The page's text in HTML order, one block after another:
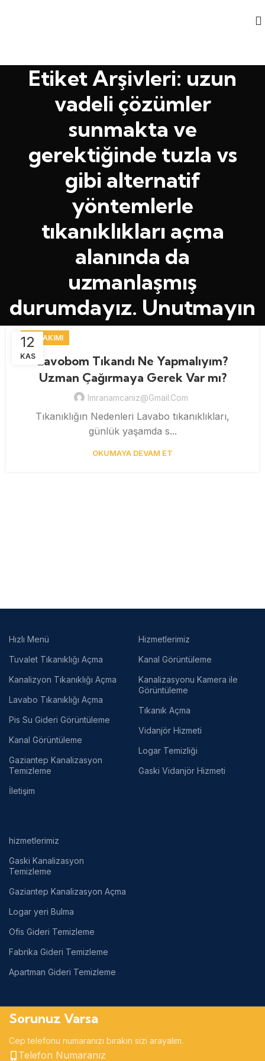
Etiket Arşivleri: uzun
vadeli çözümler
sunmakta ve
gerektiğinde tuzla vs
gibi alternatif
yöntemlerle
tıkanıklıkları açma
alanında da
uzmanlaşmış
durumdayız. Unutmayın
12
KAS
EV BAKIMI
Lavobom Tıkandı Ne Yapmalıyım?
Uzman Çağırmaya Gerek Var mı?
Imranamcaniz@gmail.com
Tıkanıklığın Nedenleri Lavabo tıkanıklıkları,
günlük yaşamda s...
OKUMAYA DEVAM ET
Hızlı Menü
Tuvalet Tıkanıklığı Açma
Kanalizyon Tıkanıklığı Açma
Lavabo Tıkanıklığı Açma
Pis Su Gideri Görüntüleme
Kanal Görüntüleme
Gaziantep Kanalizasyon
Temizleme
İletişim
Hizmetlerimiz
Kanal Görüntüleme
Kanalizasyonu Kamera ile
Görüntüleme
Tıkanık Açma
Vidanjör Hizmeti
Logar Temizliği
Gaski Vidanjör Hizmeti
hizmetlerimiz
Gaski Kanalizasyon
Temizleme
Gaziantep Kanalizasyon Açma
Logar yeri Bulma
Ofis Gideri Temizleme
Fabrika Gideri Temizleme
Apartman Gideri Temizleme
Sorunuz Varsa
Cep telefonu numaranızı bırakın sizi arayalım.
Telefon Numaranız